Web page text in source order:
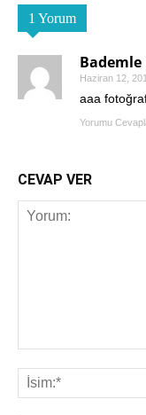
1 Yorum
Haziran 12,
aaa
Yorumu
CEVAP VER